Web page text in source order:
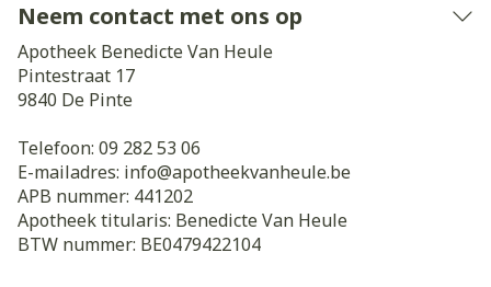
Neem contact met ons op
Apotheek Benedicte Van Heule
Pintestraat 17
9840 De Pinte
Telefoon: 09 282 53 06
E-mailadres: info@apotheekvanheule.be
APB nummer: 441202
Apotheek titularis: Benedicte Van Heule
BTW nummer: BE0479422104